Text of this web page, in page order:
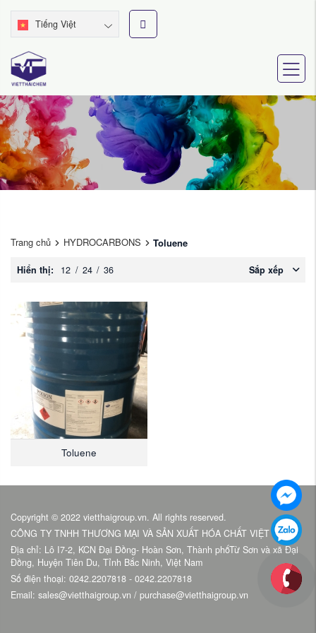
Tiếng Việt
Trang chủ HYDROCARBONS Toluene
Hiển thị: 12 / 24 / 36 Sắp xếp
Toluene
Copyright © 2022 vietthaigroup.vn. All rights reserved.
CÔNG TY TNHH THƯƠNG MẠI VÀ SẢN XUẤT HÓA CHẤT VIỆT THÁI
Địa chỉ: Lô I7-2, KCN Đại Đồng- Hoàn Sơn, Thành phốTừ Sơn và xã Đại
Đồng, Huyện Tiên Du, Tỉnh Bắc Ninh, Việt Nam
Số điện thoại: 0242.2207818 - 0242.2207818
Email: sales@vietthaigroup.vn / purchase@vietthaigroup.vn